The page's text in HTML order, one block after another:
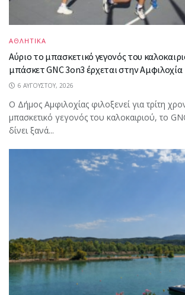
ΑΘΛΗΤΙΚΑ
Αύριο το μπασκετικό γεγονός του
μπάσκετ GNC 3on3 έρχεται στην Αμφιλοχία
6 ΑΥΓΟΎΣΤΟΥ, 2026
Ο Δήμος Αμφιλοχίας φιλοξενεί για τρίτη
μπασκετικό γεγονός του καλοκαιριού, το
δίνει ξανά...